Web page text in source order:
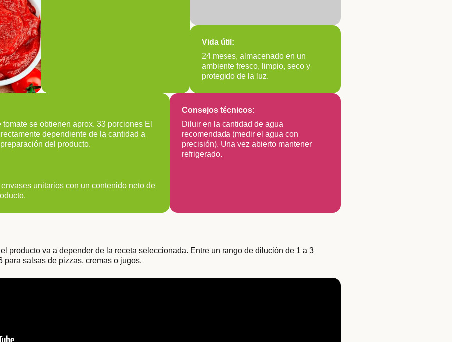
Vida útil:
24 meses, almacenado en un
ambiente fresco, limpio, seco y
protegido de la luz.
se obtienen aprox. 33 porciones El
dependiente de la cantidad a
del producto.
unitarios con un contenido neto de
Consejos técnicos:
Diluir en la cantidad de agua
recomendada (medir el agua con
precisión). Una vez abierto mantener
refrigerado.
producto va a depender de la receta seleccionada. Entre un rango de dilución de 1 a 3
para salsas de pizzas, cremas o jugos.